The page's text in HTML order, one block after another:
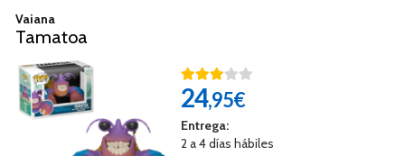
Vaiana
Tamatoa
24,95€
Entrega:
2 a 4 días hábiles